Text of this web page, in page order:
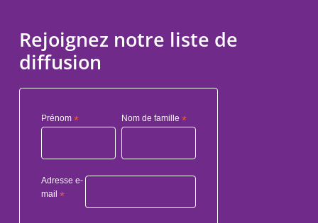
Rejoignez notre liste de
diffusion
Prénom * Nom de famille*
Adresse e-
mail *